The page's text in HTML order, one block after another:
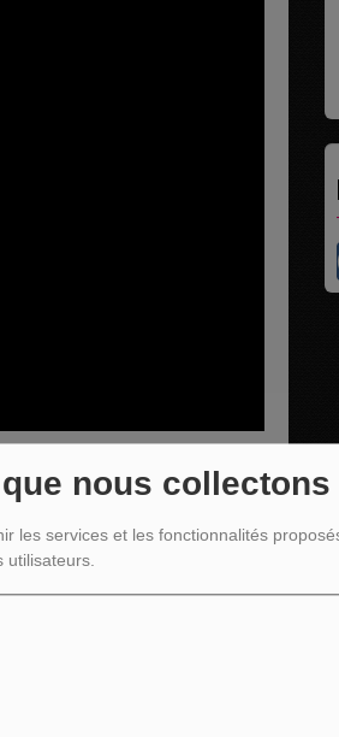
nous collectons
les services et les fonctionnalités
utilisateurs.
la commune de Trois-Ponts